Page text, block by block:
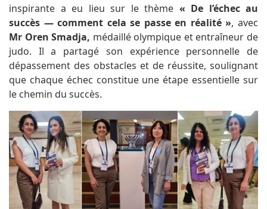
inspirante a eu lieu sur le thème « De l’échec au
succès — comment cela se passe en réalité », avec
Mr Oren Smadja, médaillé olympique et entraîneur de
judo. Il a partagé son expérience personnelle de
dépassement des obstacles et de réussite, soulignant
que chaque échec constitue une étape essentielle sur
le chemin du succès.